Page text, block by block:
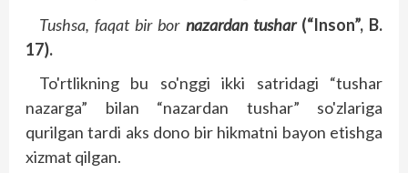
Tushsa, faqat bir bor nazardan tushar (“Inson”, B.
17).
To'rtlikning bu so'nggi ikki satridagi “tushar
nazarga” bilan “nazardan tushar” so'zlariga
qurilgan tardi aks dono bir hikmatni bayon etishga
xizmat qilgan.